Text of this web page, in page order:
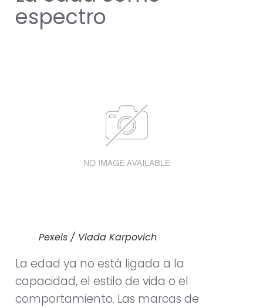
espectro
Pexels / Vlada Karpovich
La edad ya no está ligada a la
capacidad, el estilo de vida o el
comportamiento. Las marcas de